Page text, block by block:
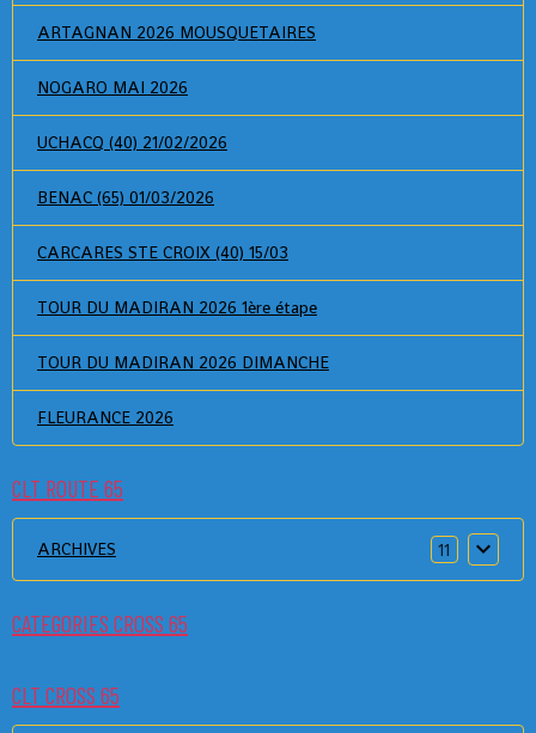
ARTAGNAN 2026 MOUSQUETAIRES
NOGARO MAI 2026
UCHACQ (40) 21/02/2026
BENAC (65) 01/03/2026
CARCARES STE CROIX (40) 15/03
TOUR DU MADIRAN 2026 1ère étape
TOUR DU MADIRAN 2026 DIMANCHE
FLEURANCE 2026
CLT ROUTE 65
ARCHIVES 11
CATEGORIES CROSS 65
CLT CROSS 65